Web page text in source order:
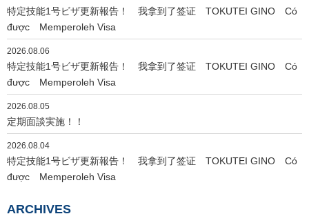
特定技能1号ビザ更新報告！ 我拿到了签证 TOKUTEI GINO Có
được Memperoleh Visa
2026.08.06
特定技能1号ビザ更新報告！ 我拿到了签证 TOKUTEI GINO Có
được Memperoleh Visa
2026.08.05
定期面談実施！！
2026.08.04
特定技能1号ビザ更新報告！ 我拿到了签证 TOKUTEI GINO Có
được Memperoleh Visa
ARCHIVES